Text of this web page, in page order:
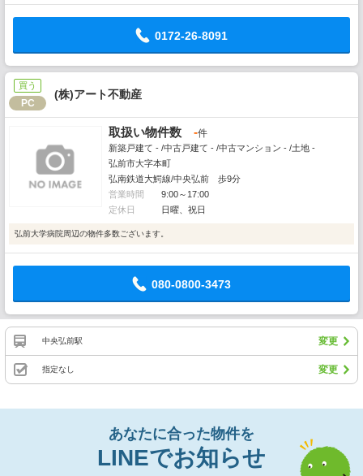
0172-26-8091
買う
PC
(株)アート不動産
取扱い物件数 -件
新築戸建て - /中古戸建て - /中古マンション - /土地 -
弘前市大字本町
弘南鉄道大鰐線/中央弘前 歩9分
営業時間
9:00～17:00
定休日
日曜、祝日
弘前大学病院周辺の物件多数ございます。
080-0800-3473
中央弘前駅 変更
指定なし 変更
あなたに合った物件を
LINEでお知らせ